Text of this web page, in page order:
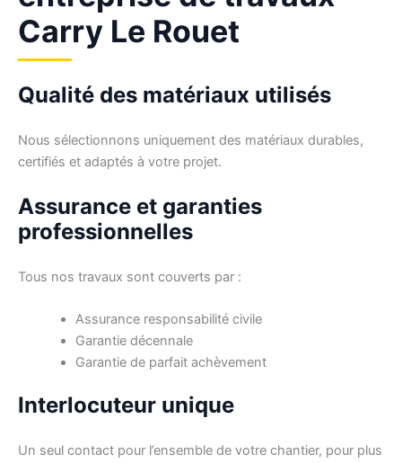
Carry Le Rouet
Qualité des matériaux utilisés
Nous sélectionnons uniquement des matériaux durables,
certifiés et adaptés à votre projet.
Assurance et garanties
professionnelles
Tous nos travaux sont couverts par :
Assurance responsabilité civile
Garantie décennale
Garantie de parfait achèvement
Interlocuteur unique
Un seul contact pour l’ensemble de votre chantier, pour plus